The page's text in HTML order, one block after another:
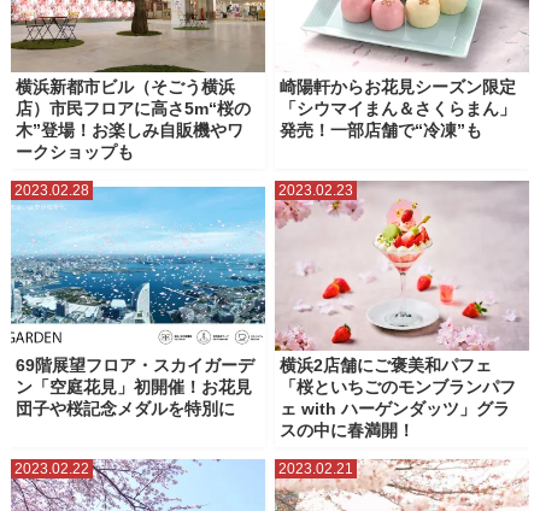
横浜新都市ビル（そごう横浜
店）市民フロアに高さ5m“桜の
木”登場！お楽しみ自販機やワ
ークショップも
崎陽軒からお花見シーズン限定
「シウマイまん＆さくらまん」
発売！一部店舗で“冷凍”も
2023.02.28
69階展望フロア・スカイガーデ
ン「空庭花見」初開催！お花見
団子や桜記念メダルを特別に
2023.02.23
横浜2店舗にご褒美和パフェ
「桜といちごのモンブランパフ
ェ with ハーゲンダッツ」グラ
スの中に春満開！
2023.02.22 2023.02.21